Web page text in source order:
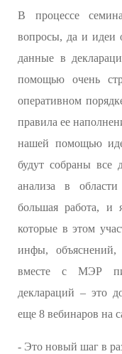
В процессе
вопросы, да и идеи
данные в
помощью очень
оперативном
правила ее
нашей помощью
будут собраны все
анализа в
большая работа, и
которые в этом
инфы,
вместе с МЭР
деклараций – это
еще 8 вебинаров на
- Это новый шаг в